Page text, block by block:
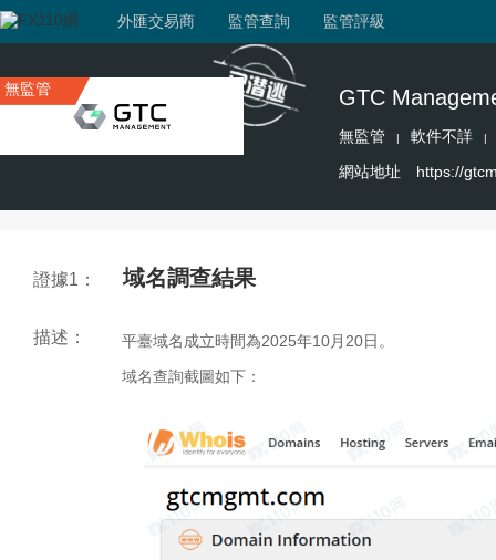
外匯交易商 監管查詢 監管評級
無監管 GTC
無監管 | 軟件不詳 |
網站地址 https://
證據1： 域名調查結果
描述：
平臺域名成立時間為2025年10月20日。
域名查詢截圖如下：